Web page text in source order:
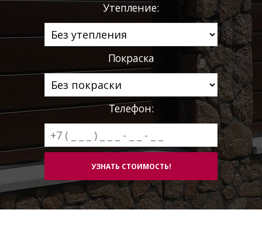
Утепление:
Покраска
Телефон: